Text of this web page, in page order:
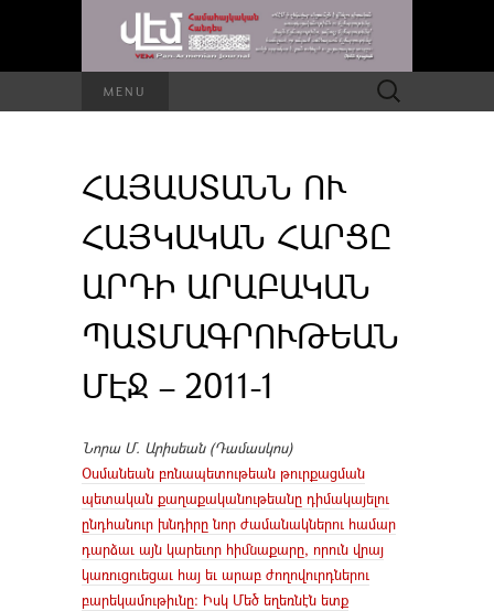
MENU Որոնել՝
ՀԱՅԱՍՏԱՆՆ ՈՒ
ՀԱՅԿԱԿԱՆ ՀԱՐՑԸ
ԱՐԴԻ ԱՐԱԲԱԿԱՆ
ՊԱՏՄԱԳՐՈՒԹԵԱՆ
ՄԷՋ – 2011-1
Նորա Մ. Արիսեան (Դամասկոս)
Օսմանեան բռնապետութեան թուրքացման
պետական քաղաքականութեանը դիմակայելու
ընդհանուր խնդիրը նոր ժամանակներու համար
դարձաւ այն կարեւոր հիմնաքարը, որուն վրայ
կառուցուեցաւ հայ եւ արաբ ժողովուրդներու
բարեկամութիւնը: Իսկ Մեծ եղեռնէն ետք